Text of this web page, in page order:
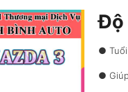
Độ
●
●